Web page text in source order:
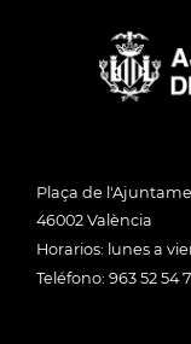
Plaça de
46002 València
Horarios: lunes a
Teléfono: 963 52 54